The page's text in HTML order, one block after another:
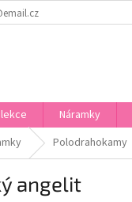
Náramky
Polodrahokamy
angelit